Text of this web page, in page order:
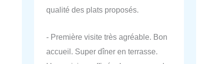
qualité des plats proposés.
- Première visite très agréable. Bon
accueil. Super dîner en terrasse.